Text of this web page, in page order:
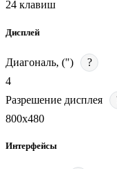
24 клавиш
Дисплей
Диагональ, (")
?
4
Разрешение дисплея
800х480
Интерфейсы